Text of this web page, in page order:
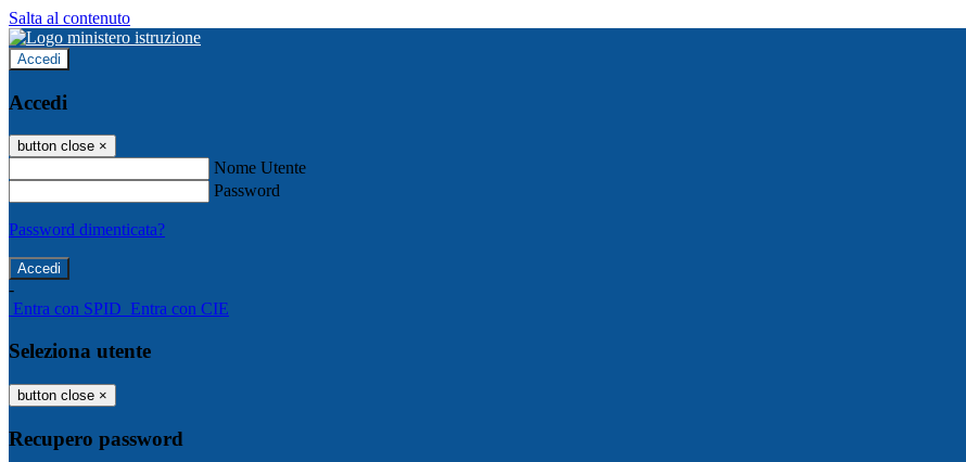
Salta al contenuto
Accedi
Accedi
button close ×
Nome Utente
Password
Password dimenticata?
-
Entra con SPID Entra con CIE
Seleziona utente
button close ×
Recupero password